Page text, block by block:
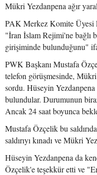
Mükri Yezdanpena ağır
PAK Merkez Komite Üyesi
"İran İslam Rejimi'ne bağlı
girişiminde bulunduğunu"
PWK Başkanı Mustafa
telefon görüşmesinde,
sordu. Hüseyin
bulundular. Durumunun
Ancak 24 saat boyunca
Mustafa Özçelik bu
saldırıyı kınadı ve Mükri
Hüseyin Yezdanpena da
Özçelik'e teşekkür etti ve